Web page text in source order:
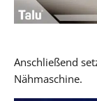
Anschließend
Nähmaschine.